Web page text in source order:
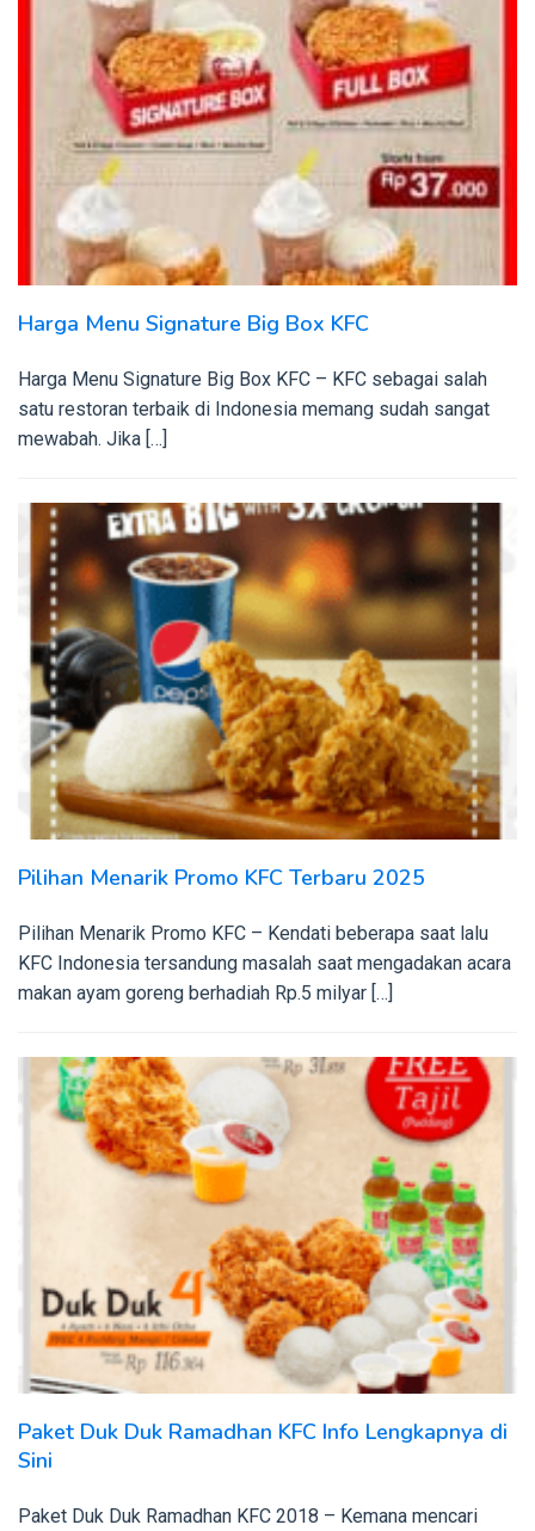
Harga Menu Signature Big Box KFC
Harga Menu Signature Big Box KFC – KFC sebagai salah
satu restoran terbaik di Indonesia memang sudah sangat
mewabah. Jika […]
Pilihan Menarik Promo KFC Terbaru 2025
Pilihan Menarik Promo KFC – Kendati beberapa saat lalu
KFC Indonesia tersandung masalah saat mengadakan acara
makan ayam goreng berhadiah Rp.5 milyar […]
Paket Duk Duk Ramadhan KFC Info Lengkapnya di
Sini
Paket Duk Duk Ramadhan KFC 2018 – Kemana mencari